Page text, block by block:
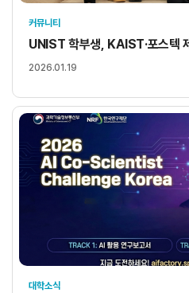
커뮤니티
UNIST 학부생, KAIST·포스텍
2026.01.19
대학소식